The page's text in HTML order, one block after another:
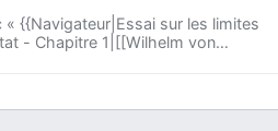
« {{Navigateur|Essai sur les limites
- Chapitre 1|[[Wilhelm von